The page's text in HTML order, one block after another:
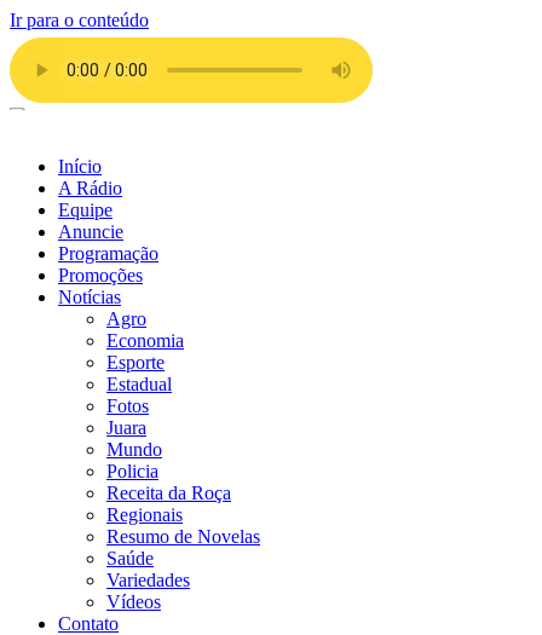
Ir para o conteúdo
Início
A Rádio
Equipe
Anuncie
Programação
Promoções
Notícias
Agro
Economia
Esporte
Estadual
Fotos
Juara
Mundo
Policia
Receita da Roça
Regionais
Resumo de Novelas
Saúde
Variedades
Vídeos
Contato